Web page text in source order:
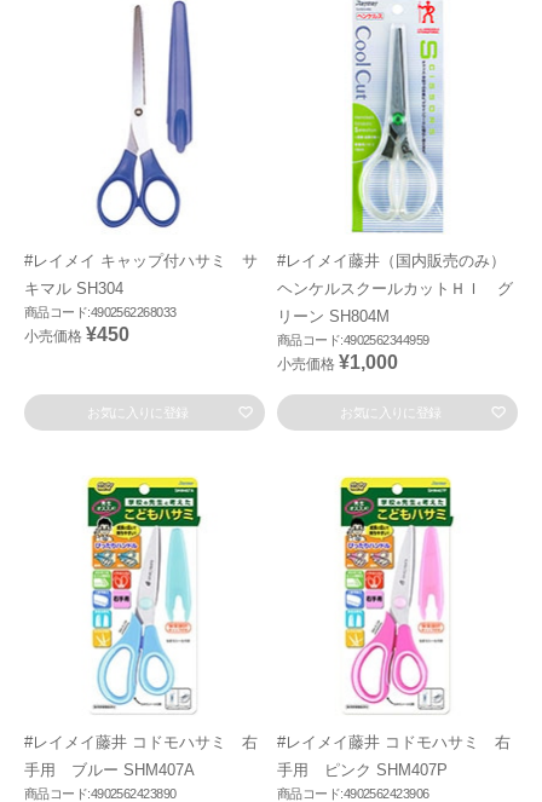
#レイメイ キャップ付ハサミ サ
キマル SH304
商品コード:4902562268033
小売価格 ¥450
お気に入りに登録
#レイメイ藤井（国内販売のみ）
ヘンケルスクールカットＨＩ グ
リーン SH804M
商品コード:4902562344959
小売価格 ¥1,000
お気に入りに登録
#レイメイ藤井 コドモハサミ 右
手用 ブルー SHM407A
商品コード:4902562423890
#レイメイ藤井 コドモハサミ 右
手用 ピンク SHM407P
商品コード:4902562423906